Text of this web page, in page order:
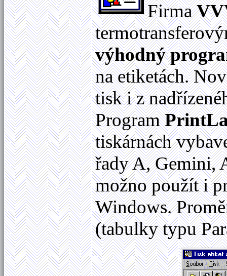
Firma
výhodný
na etiketách.
tisk i z
Program
tiskárnách
řady A, Gemini,
možno použít i
Windows.
(tabulky typu